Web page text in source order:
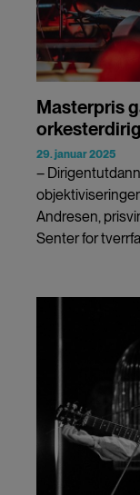
Masterpris
29. januar 2025
–
Andresen,
Senter for